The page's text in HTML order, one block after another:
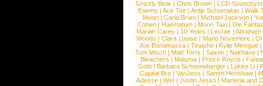
Grizzly Bear | Chris Brown | LCD
Enemy | Ace Tee | Antje Schomaker | Walk
Moon |Carla Bruni |Michael Jackson |
Cohen |Haematom |Moon Taxi |Die
Mariah Carey | 10 Years | Lecrae | Abraham
Woods |Clara Louise |Mario Novembre |
Joe Bonamassa | Tinashe | Kylie Minogue |
Tom Misch |Matt Terry |Saxon |Nakhane |
Bleachers | Maluma | Prince Royce |
Gotti |Barbara Schoeneberger |Lykke Li |
Capital Bra |VanJess |Samm Henshaw |
Adesse |Wet |Justin Jesso |Marteria and